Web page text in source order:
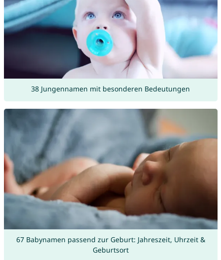
38 Jungennamen mit besonderen Bedeutungen
67 Babynamen passend zur Geburt: Jahreszeit, Uhrzeit &
Geburtsort